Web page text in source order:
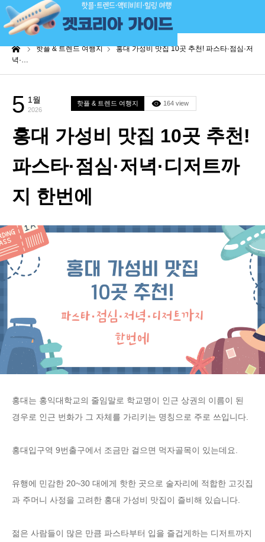
핫플 & 트렌드 여행지
홍대 가성비 맛집 10곳 추천! 파스타·점심·저
녁·…
5 1월
2026
핫플 & 트렌드 여행지 164 view
홍대 가성비 맛집 10곳 추천!
파스타·점심·저녁·디저트까
지 한번에
홍대는 홍익대학교의 줄임말로 학교명이 인근 상권의 이름이 된
경우로 인근 번화가 그 자체를 가리키는 명칭으로 주로 쓰입니다.
홍대입구역 9번출구에서 조금만 걸으면 먹자골목이 있는데요.
유행에 민감한 20~30 대에게 핫한 곳으로 술자리에 적합한 고깃집
과 주머니 사정을 고려한 홍대 가성비 맛집이 즐비해 있습니다.
젊은 사람들이 많은 만큼 파스타부터 입을 즐겁게하는 디저트까지